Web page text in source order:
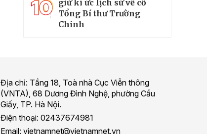
10 giữ kí ức lịch sử về cố
Tổng Bí thư Trường
Chinh
Địa chỉ: Tầng 18, Toà nhà Cục Viễn thông
(VNTA), 68 Dương Đình Nghệ, phường Cầu
Giấy, TP. Hà Nội.
Điện thoại: 02437674981
Email: vietnamnet@vietnamnet.vn